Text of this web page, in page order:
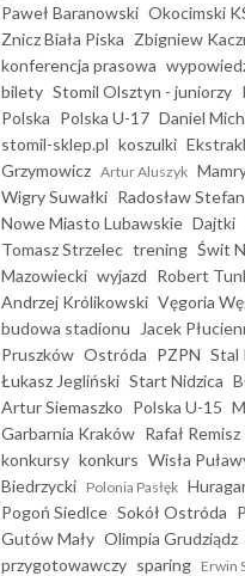
Paweł Baranowski Okocimski
Znicz Biała Piska Zbigniew
konferencja prasowa
bilety Stomil Olsztyn - juniorzy
Polska Polska U-17 Daniel
stomil-sklep.pl koszulki
Grzymowicz Artur Aluszyk
Wigry Suwałki Radosław
Nowe Miasto Lubawskie Dajtki
Tomasz Strzelec trening Świt
Mazowiecki wyjazd Robert
Andrzej Królikowski Vęgoria
budowa stadionu
Jacek
Pruszków Ostróda PZPN Stal
Łukasz Jegliński Start Nidzica
Artur Siemaszko Polska U-15
Garbarnia Kraków Rafał Remisz
konkursy konkurs Wisła
Biedrzycki Polonia Pasłęk
Pogoń Siedlce Sokół Ostróda
Gutów Mały Olimpia Grudziądz
przygotowawczy sparing Erwin